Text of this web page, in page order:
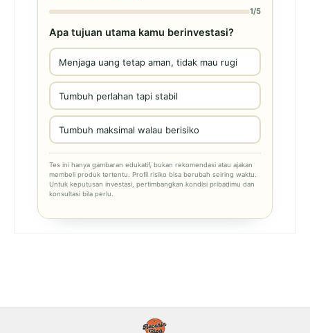
1/5
Apa tujuan utama kamu berinvestasi?
Menjaga uang tetap aman, tidak mau rugi
Tumbuh perlahan tapi stabil
Tumbuh maksimal walau berisiko
Tes ini hanya gambaran edukatif, bukan rekomendasi atau ajakan
membeli produk tertentu. Profil risiko bisa berubah seiring waktu.
Untuk keputusan investasi, pertimbangkan kondisi pribadimu dan
konsultasi bila perlu.